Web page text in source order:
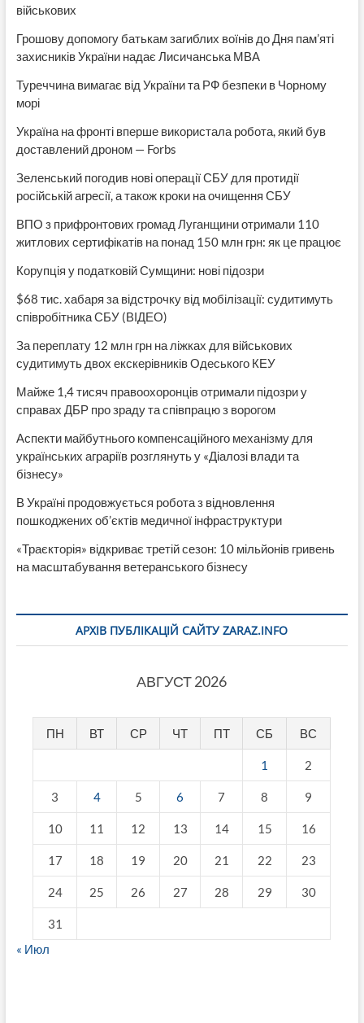
військових
Грошову допомогу батькам загиблих воїнів до Дня пам’яті
захисників України надає Лисичанська МВА
Туреччина вимагає від України та РФ безпеки в Чорному
морі
Україна на фронті вперше використала робота, який був
доставлений дроном — Forbs
Зеленський погодив нові операції СБУ для протидії
російській агресії, а також кроки на очищення СБУ
ВПО з прифронтових громад Луганщини отримали 110
житлових сертифікатів на понад 150 млн грн: як це працює
Корупція у податковій Сумщини: нові підозри
$68 тис. хабаря за відстрочку від мобілізації: судитимуть
співробітника СБУ (ВІДЕО)
За переплату 12 млн грн на ліжках для військових
судитимуть двох екскерівників Одеського КЕУ
Майже 1,4 тисяч правоохоронців отримали підозри у
справах ДБР про зраду та співпрацю з ворогом
Аспекти майбутнього компенсаційного механізму для
українських аграріїв розглянуть у «Діалозі влади та
бізнесу»
В Україні продовжується робота з відновлення
пошкоджених об’єктів медичної інфраструктури
«Траєкторія» відкриває третій сезон: 10 мільйонів гривень
на масштабування ветеранського бізнесу
АРХІВ ПУБЛІКАЦІЙ САЙТУ ZARAZ.INFO
АВГУСТ 2026
ПН ВТ СР ЧТ ПТ СБ ВС
1 2
3 4 5 6 7 8 9
10 11 12 13 14 15 16
17 18 19 20 21 22 23
24 25 26 27 28 29 30
31
« Июл